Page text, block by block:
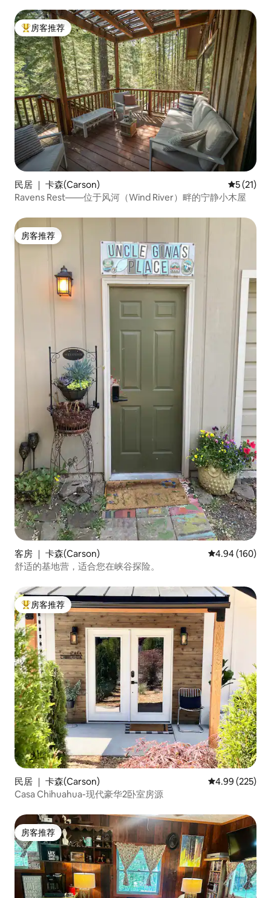
热门「房客推荐」
房客推荐
民居 ｜ 卡森(Carson) 平均评分
5 (21)
Ravens Rest——位于风河（Wind River）畔的宁静小木屋
房客推荐
房客推荐
客房 ｜ 卡森(Carson) 平均评分 4.94
4.94 (160)
舒适的基地营，适合您在峡谷探险。
热门「房客推荐」
房客推荐
民居 ｜ 卡森(Carson) 平均评分 4.99
4.99 (225)
Casa Chihuahua-现代豪华2卧室房源
房客推荐
房客推荐